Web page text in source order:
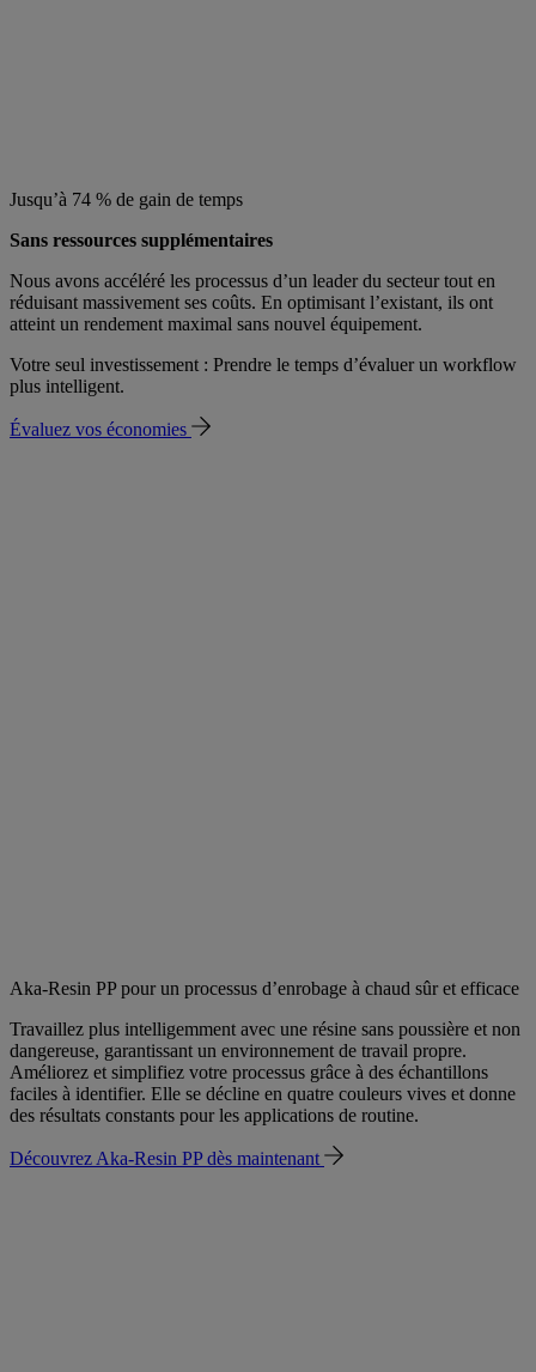
Jusqu’à 74 % de gain de temps
Sans ressources supplémentaires
Nous avons accéléré les processus d’un leader du secteur tout en
réduisant massivement ses coûts. En optimisant l’existant, ils ont
atteint un rendement maximal sans nouvel équipement.
Votre seul investissement : Prendre le temps d’évaluer un workflow
plus intelligent.
Évaluez vos économies
Aka-Resin PP pour un processus d’enrobage à chaud sûr et efficace
Travaillez plus intelligemment avec une résine sans poussière et non
dangereuse, garantissant un environnement de travail propre.
Améliorez et simplifiez votre processus grâce à des échantillons
faciles à identifier. Elle se décline en quatre couleurs vives et donne
des résultats constants pour les applications de routine.
Découvrez Aka-Resin PP dès maintenant